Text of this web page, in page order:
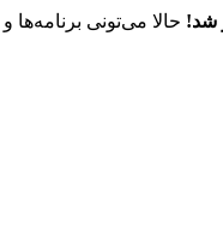
شد! حالا می‌تونی